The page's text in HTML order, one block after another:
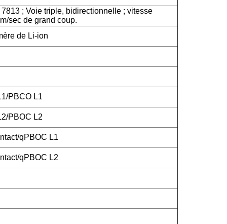
; Voie triple, bidirectionnelle ; vitesse
sec de grand coup.
de Li-ion
PBCO L1
PBOC L2
qPBOC L1
qPBOC L2